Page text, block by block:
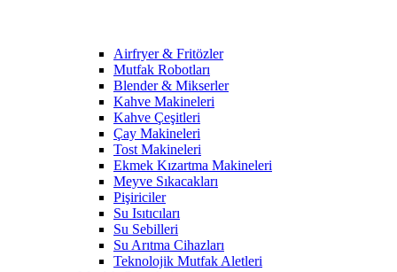
Airfryer & Fritözler
Mutfak Robotları
Blender & Mikserler
Kahve Makineleri
Kahve Çeşitleri
Çay Makineleri
Tost Makineleri
Ekmek Kızartma Makineleri
Meyve Sıkacakları
Pişiriciler
Su Isıtıcıları
Su Sebilleri
Su Arıtma Cihazları
Teknolojik Mutfak Aletleri